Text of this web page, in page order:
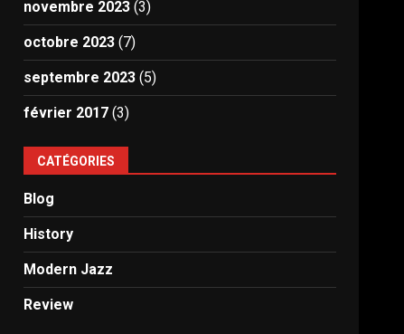
novembre 2023 (3)
octobre 2023 (7)
septembre 2023 (5)
février 2017 (3)
CATÉGORIES
Blog
History
Modern Jazz
Review